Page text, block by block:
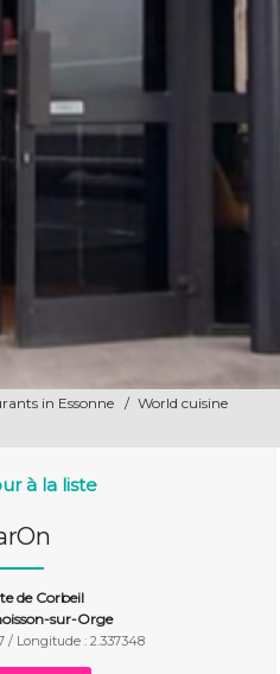
in Essonne / World cuisine
à la liste
de Corbeil
sur-Orge
/ Longitude : 2.337348